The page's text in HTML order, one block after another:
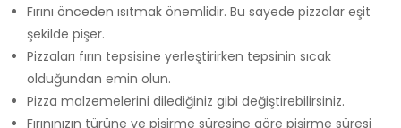
Fırını önceden ısıtmak önemlidir. Bu sayede pizzalar eşit
şekilde pişer.
Pizzaları fırın tepsisine yerleştirirken tepsinin sıcak
olduğundan emin olun.
Pizza malzemelerini dilediğiniz gibi değiştirebilirsiniz.
Fırınınızın türüne ve pişirme süresine göre pişirme süresi